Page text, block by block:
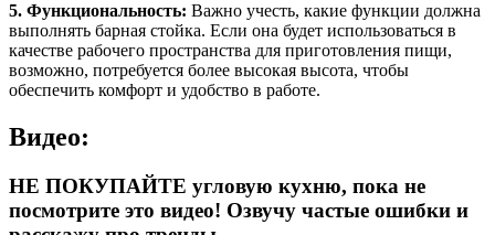
5. Функциональность: Важно учесть, какие функции должна
выполнять барная стойка. Если она будет использоваться в
качестве рабочего пространства для приготовления пищи,
возможно, потребуется более высокая высота, чтобы
обеспечить комфорт и удобство в работе.
Видео:
НЕ ПОКУПАЙТЕ угловую кухню, пока не
посмотрите это видео! Озвучу частые ошибки и